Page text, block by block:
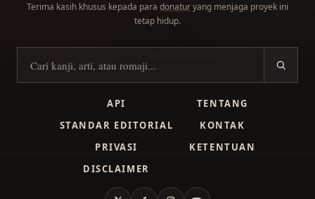
Terima kasih khusus kepada para donaturyang menjaga proyek ini
tetap hidup.
Cari kanji
API
TENTANG
STANDAR EDITORIAL
KONTAK
PRIVASI
KETENTUAN
DISCLAIMER